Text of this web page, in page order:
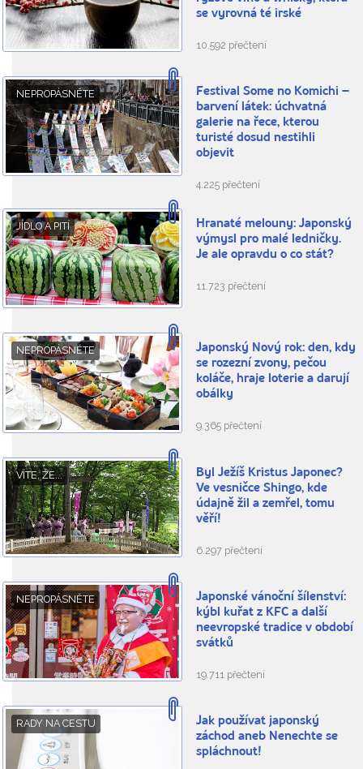
se vyrovná té irské
10.592 přečtení
NEPROPÁSNĚTE
Festival Some no Komichi –
barvení látek: úchvatná
galerie na řece, kterou
turisté dosud nestihli
objevit
4.225 přečtení
JÍDLO A PITÍ
Hranaté melouny: Japonský
výmysl pro malé ledničky.
Je ale opravdu o co stát?
11.723 přečtení
NEPROPÁSNĚTE
Japonský Nový rok: den, kdy
se rozezní zvony, pečou
koláče, hraje loterie a darují
obálky
9.365 přečtení
VÍTE, ŽE...
Byl Ježíš Kristus Japonec?
Ve vesničce Shingo, kde
údajně žil a zemřel, tomu
věří!
6.297 přečtení
NEPROPÁSNĚTE
Japonské vánoční šílenství:
kýbl kuřat z KFC a další
neevropské tradice v období
svátků
19.711 přečtení
RADY NA CESTU
Jak používat japonský
záchod aneb Nenechte se
spláchnout!